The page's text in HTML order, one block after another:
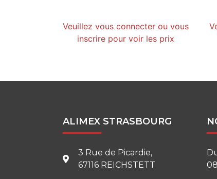
Veuillez vous connecter ou vous
inscrire pour voir les prix
ALIMEX STRASBOURG
3 Rue de Picardie,
67116 REICHSTETT